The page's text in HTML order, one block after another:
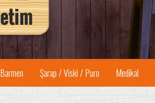
Barmen Şarap / Viski / Puro Medikal